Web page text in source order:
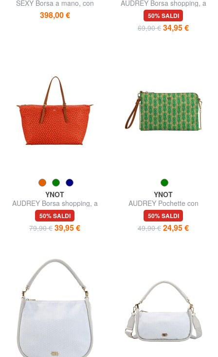
SEXY Borsa a mano, con
tracolla
398,00 €
AUDREY Borsa shopping, a
spalla
50% SALDI
69,90 € 34,95 €
YNOT
AUDREY Borsa shopping, a
spalla
50% SALDI
79,90 € 39,95 €
YNOT
AUDREY Pochette con
polsierina e tracolla
50% SALDI
49,90 € 24,95 €